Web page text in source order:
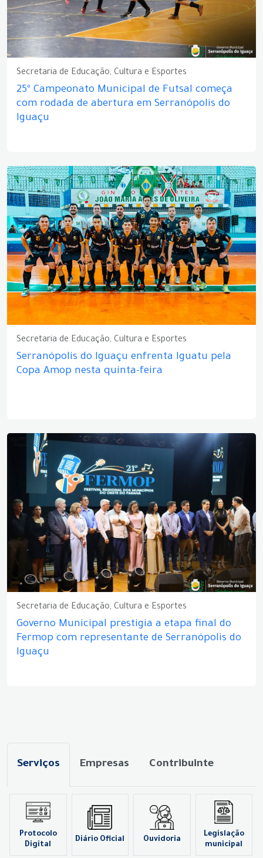
Secretaria de Educação, Cultura e Esportes
25º Campeonato Municipal de Futsal começa
com rodada de abertura em Serranópolis do
Iguaçu
Secretaria de Educação, Cultura e Esportes
Serranópolis do Iguaçu enfrenta Iguatu pela
Copa Amop nesta quinta-feira
Secretaria de Educação, Cultura e Esportes
Governo Municipal prestigia a etapa final do
Fermop com representante de Serranópolis do
Iguaçu
Serviços Empresas Contribuinte
Protocolo
Digital
Diário Oficial Ouvidoria
Legislação
municipal